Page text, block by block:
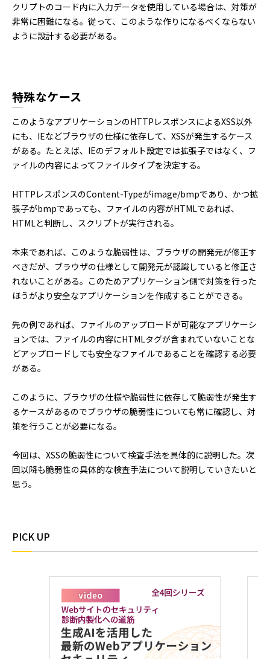
クリプトのコード内に入力データを使用している場合は、対策が
非常に困難になる。従って、このような作りになるべくならない
ように設計する必要がある。
特殊なケース
このようなアプリケーションのHTTPレスポンスによるXSS以外
にも、IEなどブラウザの仕様に依存して、XSSが発生するケース
がある。たとえば、IEのデフォルト設定では拡張子ではなく、フ
ァイルの内容によってファイルタイプを決定する。
HTTPレスポンスのContent-Typeがimage/bmpであり、かつ拡
張子がbmpであっても、ファイルの内容がHTMLであれば、
HTMLと判断し、スクリプトが実行される。
本来であれば、このような脆弱性は、ブラウザの開発元が修正す
べきだが、ブラウザの仕様として開発元が認識していると修正さ
れないことがある。このためアプリケーション側で対策を行った
ほうがより安全なアプリケーションを作成することができる。
先の例であれば、ファイルのアップロードが可能なアプリケーシ
ョンでは、ファイルの内容にHTMLタグが含まれていないことな
どアップロードしても安全なファイルであることを確認する必要
がある。
このように、ブラウザの仕様や脆弱性に依存して脆弱性が発生す
るケースがあるのでブラウザの脆弱性についても常に確認し、対
策を行うことが必要になる。
今回は、XSSの脆弱性について検査手法を具体的に説明した。次
回以降も脆弱性の具体的な検査手法について説明していきたいと
思う。
PICK UP